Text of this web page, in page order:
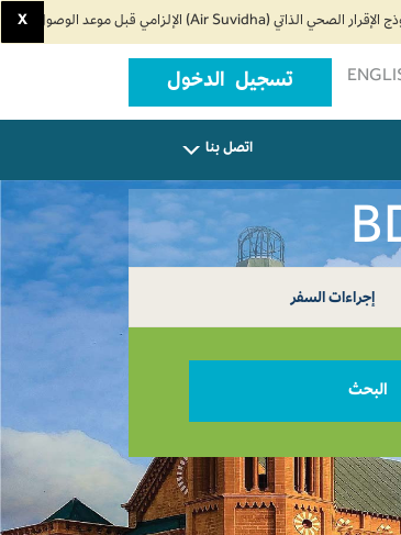
X
تسجيل الدخول
اتصل بنا
إجراءات السفر
البحث